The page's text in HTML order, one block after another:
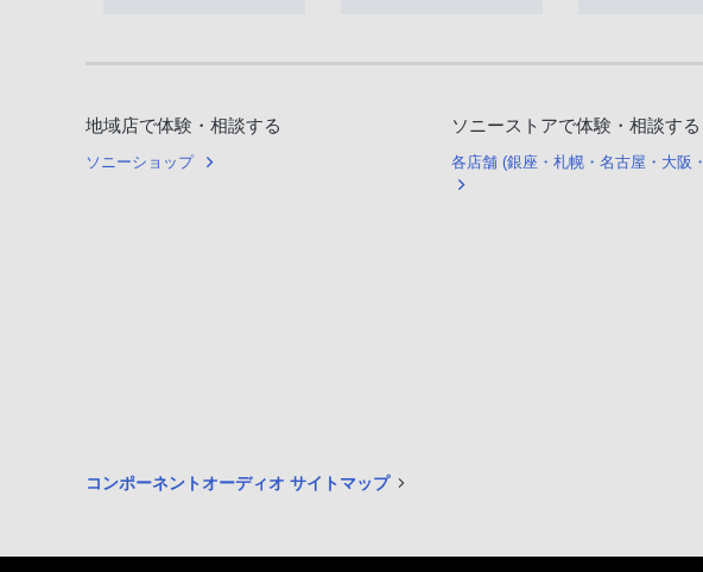
地域店で体験・相談する
ソニーショップ
ソニーストアで体験・相談する
各店舗 (銀座・札幌・名古屋・大阪
コンポーネントオーディオ サイトマップ